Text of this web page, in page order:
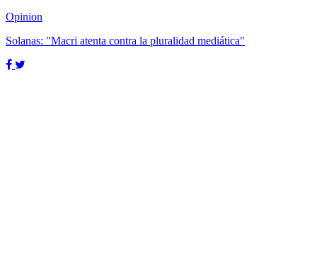
Opinion
Solanas: "Macri atenta contra la pluralidad mediática"